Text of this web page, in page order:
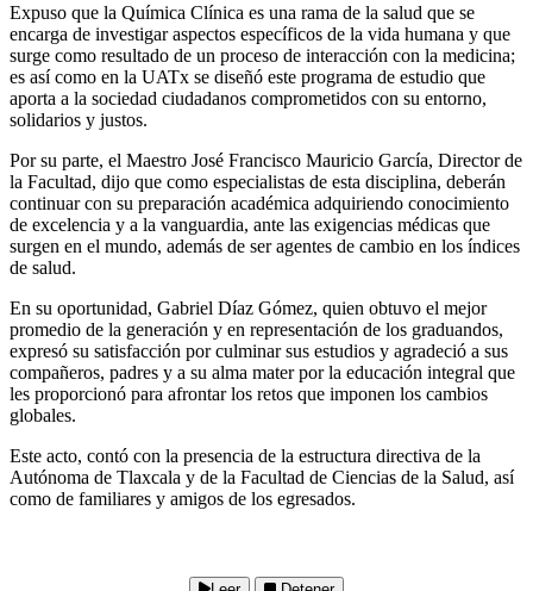
Expuso que la Química Clínica es una rama de la salud que se
encarga de investigar aspectos específicos de la vida humana y que
surge como resultado de un proceso de interacción con la medicina;
es así como en la UATx se diseñó este programa de estudio que
aporta a la sociedad ciudadanos comprometidos con su entorno,
solidarios y justos.
Por su parte, el Maestro José Francisco Mauricio García, Director de
la Facultad, dijo que como especialistas de esta disciplina, deberán
continuar con su preparación académica adquiriendo conocimiento
de excelencia y a la vanguardia, ante las exigencias médicas que
surgen en el mundo, además de ser agentes de cambio en los índices
de salud.
En su oportunidad, Gabriel Díaz Gómez, quien obtuvo el mejor
promedio de la generación y en representación de los graduandos,
expresó su satisfacción por culminar sus estudios y agradeció a sus
compañeros, padres y a su alma mater por la educación integral que
les proporcionó para afrontar los retos que imponen los cambios
globales.
Este acto, contó con la presencia de la estructura directiva de la
Autónoma de Tlaxcala y de la Facultad de Ciencias de la Salud, así
como de familiares y amigos de los egresados.